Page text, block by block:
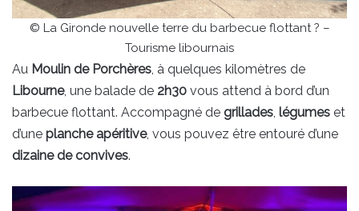
© La Gironde nouvelle terre du barbecue flottant ? –
Tourisme libournais
Au Moulin de Porchères, à quelques kilomètres de
Libourne, une balade de 2h30 vous attend à bord d’un
barbecue flottant. Accompagné de grillades, légumes et
d’une planche apéritive, vous pouvez être entouré d’une
dizaine de convives.